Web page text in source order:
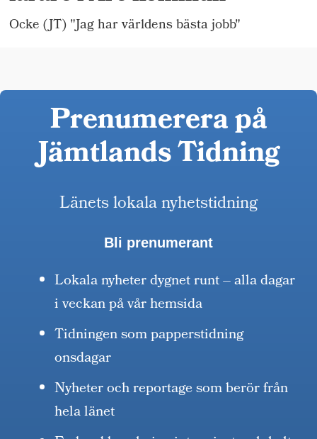
Ocke (JT) "Jag har världens bästa jobb"
Prenumerera på
Jämtlands Tidning
Länets lokala nyhetstidning
Bli prenumerant
Lokala nyheter dygnet runt – alla dagar
i veckan på vår hemsida
Tidningen som papperstidning
onsdagar
Nyheter och reportage som berör från
hela länet